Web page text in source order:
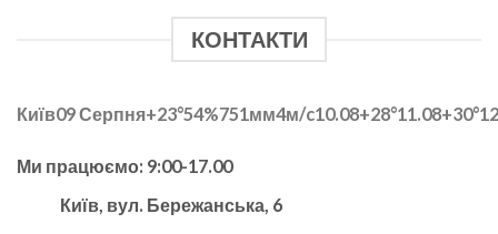
КОНТАКТИ
Київ09 Серпня+23°54%751мм4м/c10.08+28°11.08+30°
Ми працюємо: 9:00-17.00
Київ, вул. Бережанська, 6